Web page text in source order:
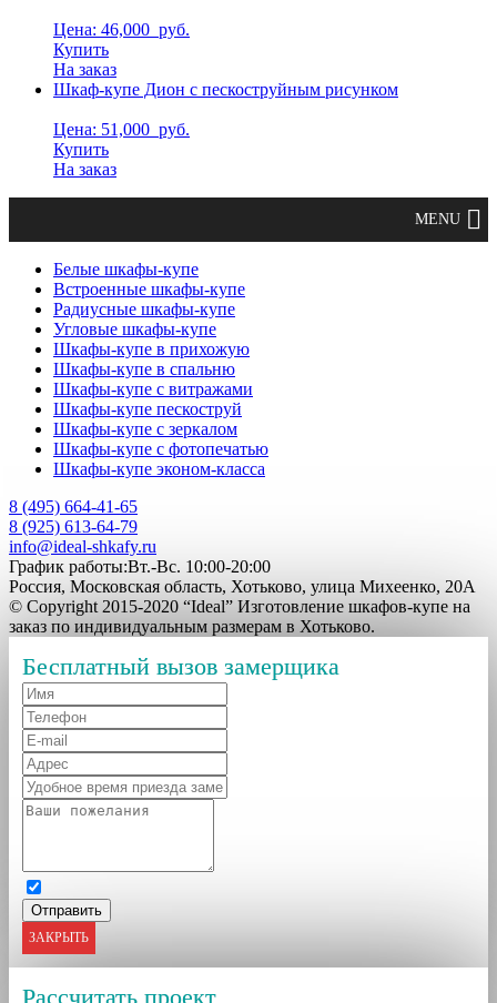
Цена: 46,000 руб.
Купить
На заказ
Шкаф-купе Дион с пескоструйным рисунком
Цена: 51,000 руб.
Купить
На заказ
Белые шкафы-купе
Встроенные шкафы-купе
Радиусные шкафы-купе
Угловые шкафы-купе
Шкафы-купе в прихожую
Шкафы-купе в спальню
Шкафы-купе с витражами
Шкафы-купе пескоструй
Шкафы-купе с зеркалом
Шкафы-купе с фотопечатью
Шкафы-купе эконом-класса
8 (495) 664-41-65
8 (925) 613-64-79
info@ideal-shkafy.ru
График работы:Вт.-Вс. 10:00-20:00
Россия, Московская область, Хотьково, улица Михеенко, 20А
© Copyright 2015-2020 “Ideal” Изготовление шкафов-купе на
заказ по индивидуальным размерам в Хотьково.
Бесплатный вызов замерщика
ЗАКРЫТЬ
Рассчитать проект